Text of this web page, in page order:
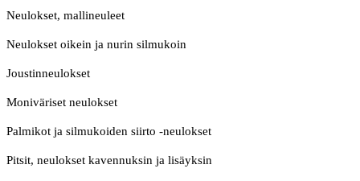
Neulokset, mallineuleet
Neulokset oikein ja nurin silmukoin
Joustinneulokset
Moniväriset neulokset
Palmikot ja silmukoiden siirto -neulokset
Pitsit, neulokset kavennuksin ja lisäyksin